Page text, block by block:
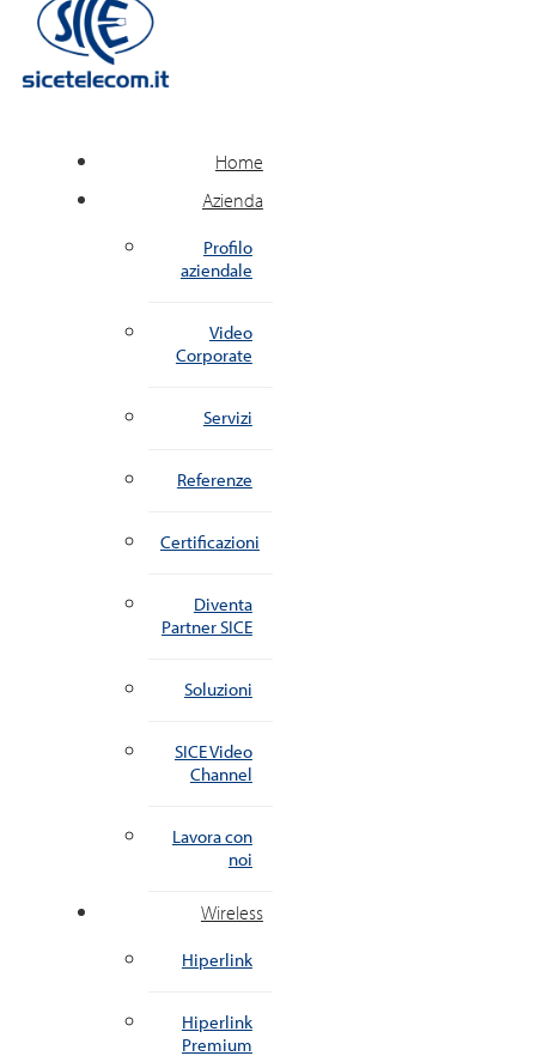
Home
Azienda
Profilo
aziendale
Video
Corporate
Servizi
Referenze
Certificazioni
Diventa
Partner SICE
Soluzioni
SICE Video
Channel
Lavora con
noi
Wireless
Hiperlink
Hiperlink
Premium